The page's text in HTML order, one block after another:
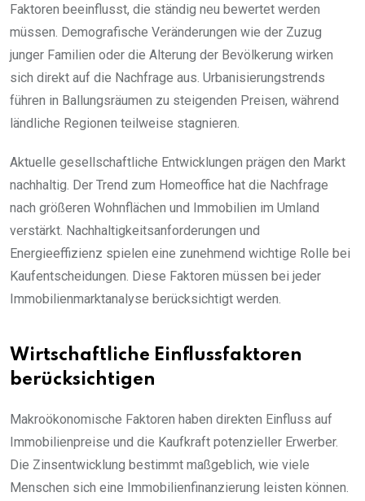
Faktoren beeinflusst, die ständig neu bewertet werden
müssen. Demografische Veränderungen wie der Zuzug
junger Familien oder die Alterung der Bevölkerung wirken
sich direkt auf die Nachfrage aus. Urbanisierungstrends
führen in Ballungsräumen zu steigenden Preisen, während
ländliche Regionen teilweise stagnieren.
Aktuelle gesellschaftliche Entwicklungen prägen den Markt
nachhaltig. Der Trend zum Homeoffice hat die Nachfrage
nach größeren Wohnflächen und Immobilien im Umland
verstärkt. Nachhaltigkeitsanforderungen und
Energieeffizienz spielen eine zunehmend wichtige Rolle bei
Kaufentscheidungen. Diese Faktoren müssen bei jeder
Immobilienmarktanalyse berücksichtigt werden.
Wirtschaftliche Einflussfaktoren
berücksichtigen
Makroökonomische Faktoren haben direkten Einfluss auf
Immobilienpreise und die Kaufkraft potenzieller Erwerber.
Die Zinsentwicklung bestimmt maßgeblich, wie viele
Menschen sich eine Immobilienfinanzierung leisten können.